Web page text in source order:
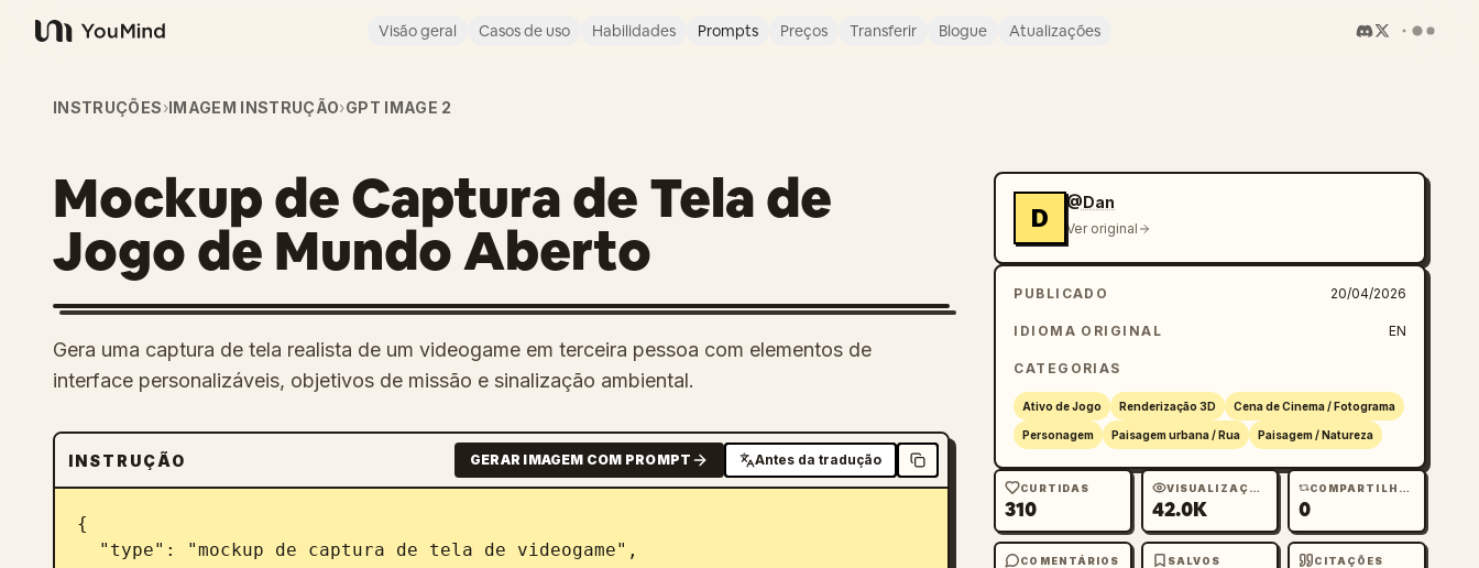
YouMind
Visão geral Casos de uso Habilidades Prompts Preços Transferir Blogue Atualizações
INSTRUÇÕES›IMAGEM INSTRUÇÃO›GPT IMAGE 2
Mockup de Captura de Tela de
Jogo de Mundo Aberto
Gera uma captura de tela realista de um videogame em terceira pessoa com elementos de
interface personalizáveis, objetivos de missão e sinalização ambiental.
INSTRUÇÃO GERAR IMAGEM COM PROMPT Antes da tradução
{
D
@Dan
Ver original
PUBLICADO 20/04/2026
IDIOMA ORIGINAL EN
CATEGORIAS
Ativo de Jogo Renderização 3D Cena de Cinema / Fotograma
Personagem Paisagem urbana / Rua Paisagem / Natureza
CURTIDAS
310
VISUALIZAÇÕES
42.0K
COMPARTILHAMENTOS
0
COMENTÁRIOS SALVOS CITAÇÕES